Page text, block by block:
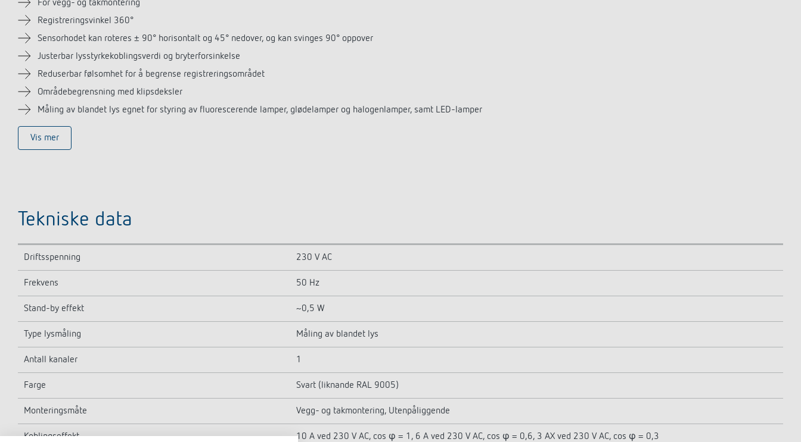
For vegg- og takmontering
Registreringsvinkel 360°
Sensorhodet kan roteres ± 90° horisontalt og 45° nedover, og kan svinges 90° oppover
Justerbar lysstyrkekoblingsverdi og bryterforsinkelse
Reduserbar følsomhet for å begrense registreringsområdet
Områdebegrensning med klipsdeksler
Måling av blandet lys egnet for styring av fluorescerende lamper, glødelamper og halogenlamper, samt LED-lamper
Vis mer
Tekniske data
Driftsspenning 230 V AC
Frekvens 50 Hz
Stand-by effekt ~0,5 W
Type lysmåling Måling av blandet lys
Antall kanaler 1
Farge Svart (liknande RAL 9005)
Monteringsmåte Vegg- og takmontering, Utenpåliggende
Koblingseffekt 10 A ved 230 V AC, cos φ = 1, 6 A ved 230 V AC, cos φ = 0,6, 3 AX ved 230 V AC, cos φ = 0,3